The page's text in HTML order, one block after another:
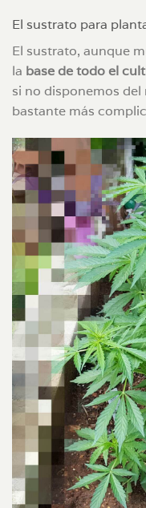
El sustrato para
El sustrato, aunque
la base de todo el
si no disponemos
bastante más